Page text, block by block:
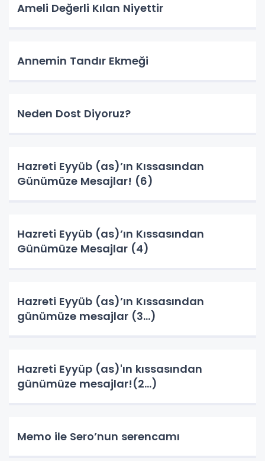
Ameli Değerli Kılan Niyettir
Annemin Tandır Ekmeği
Neden Dost Diyoruz?
Hazreti Eyyüb (as)’ın Kıssasından
Günümüze Mesajlar! (6)
Hazreti Eyyüb (as)’ın Kıssasından
Günümüze Mesajlar (4)
Hazreti Eyyüb (as)’ın Kıssasından
günümüze mesajlar (3…)
Hazreti Eyyüp (as)'ın kıssasından
günümüze mesajlar!(2…)
Memo ile Sero’nun serencamı